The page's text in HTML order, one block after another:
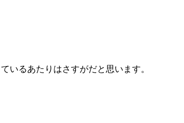
いるあたりはさすがだと思います。